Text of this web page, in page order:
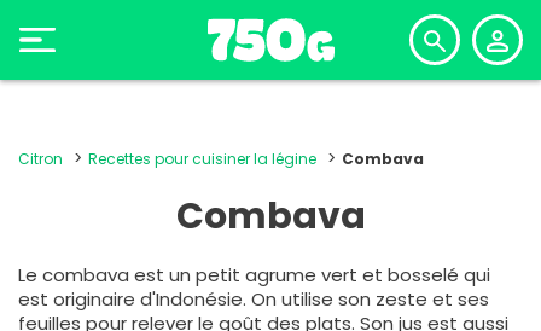
Citron Recettes pour cuisiner la légine Combava
Combava
Le combava est un petit agrume vert et bosselé qui
est originaire d'Indonésie. On utilise son zeste et ses
feuilles pour relever le goût des plats. Son jus est aussi